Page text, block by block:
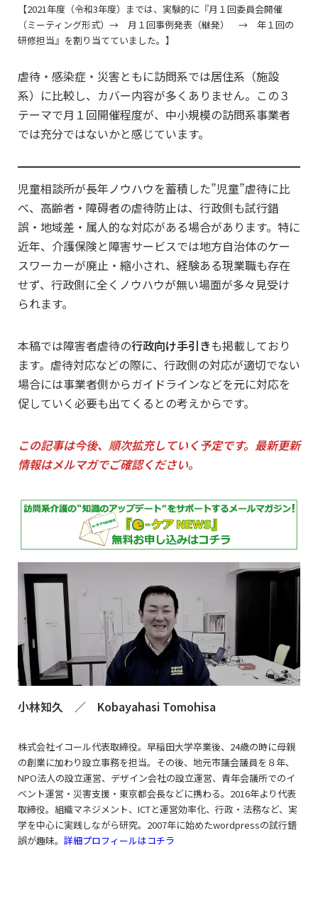
【2021年度（令和3年度）までは、実験的に『月１回委員会開催
（ミーティング形式）→ 月１回事例発表（継発） → 年１回の
研修担当』を割り当てていました。】
虐待・感染症・災害ともに訪問系では居住系（施設
系）に比較し、カバー内容が多くありません。この３
テーマで月１回開催程度が、中小規模の訪問系事業者
では充分ではないかと感じています。
児童相談所が長年ノウハウを蓄積した”児童”虐待に比
べ、高齢者・障碍者の虐待防止は、行政側も試行錯
誤・地域差・属人的な対応がある場合があります。特に
近年、介護保険と障害サービスでは地方自治体のケー
スワーカーが廃止・縮小され、経験ある現業職も存在
せず、行政側に全くノウハウが無い場面が多々見受け
られます。
本稿では障害者虐待の行政向け手引きも掲載しており
ます。虐待対応などの際に、行政側の対応が適切でない
場合には事業者側からガイドラインなどを元に対応を
促していく必要も出てくるとの考えからです。
この記事は今後、順次拡充していく予定です。最新更新
情報はメルマガでご確認ください。
小林知久 ／ Kobayahasi Tomohisa
株式会社イコール代表取締役。早稲田大学卒業後、24歳の時に母親
の創業に加わり設立事務を担当。その後、地元市議会議員を８年、
NPO法人の設立運営、デザイン会社の設立運営、青年会議所でのイ
ベント運営・災害支援・東京都会長などに携わる。2016年より代表
取締役。組織マネジメント、ICTと運営効率化、行政・法務など、実
学を中心に実践しながら研究。2007年に始めたwordpressの試行錯
誤が趣味。 詳細プロフィールはコチラ